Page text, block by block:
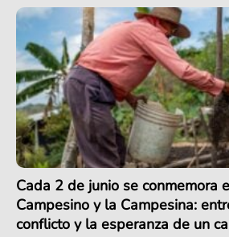
Cada 2 de junio se conmemora
Campesino y la Campesina:
conflicto y la esperanza de un